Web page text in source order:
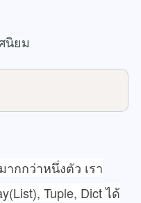
นิยม
กกว่าหนึ่งตัว เรา
Tuple, Dict ได้